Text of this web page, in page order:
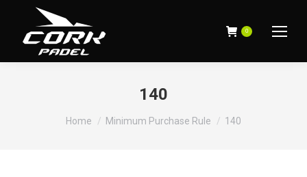
0
140
Je bent hier:
Home Minimum Purchase Rule 140